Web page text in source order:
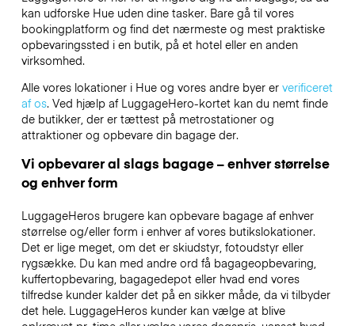
kan udforske Hue uden dine tasker. Bare gå til vores
bookingplatform og find det nærmeste og mest praktiske
opbevaringssted i en butik, på et hotel eller en anden
virksomhed.
Alle vores lokationer i Hue og vores andre byer er verificeret
af os. Ved hjælp af LuggageHero-kortet kan du nemt finde
de butikker, der er tættest på metrostationer og
attraktioner og opbevare din bagage der.
Vi opbevarer al slags bagage – enhver størrelse
og enhver form
LuggageHeros brugere kan opbevare bagage af enhver
størrelse og/eller form i enhver af vores butikslokationer.
Det er lige meget, om det er skiudstyr, fotoudstyr eller
rygsække. Du kan med andre ord få bagageopbevaring,
kuffertopbevaring, bagagedepot eller hvad end vores
tilfredse kunder kalder det på en sikker måde, da vi tilbyder
det hele. LuggageHeros kunder kan vælge at blive